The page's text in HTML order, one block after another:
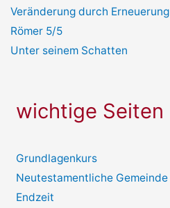
Veränderung durch Erneuerung
Römer 5/5
Unter seinem Schatten
wichtige Seiten
Grundlagenkurs
Neutestamentliche Gemeinde
Endzeit